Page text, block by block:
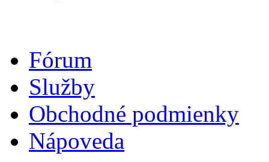
Fórum
Služby
Obchodné podmienky
Nápoveda